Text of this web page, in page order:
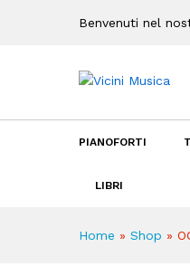
Benvenuti nel
PIANOFORTI
LIBRI
Home » Shop »